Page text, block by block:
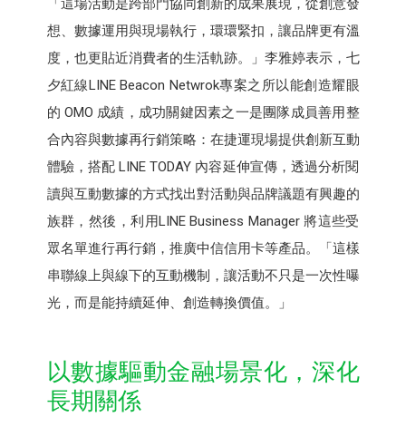
「這場活動是跨部門協同創新的成果展現，從創意發
想、數據運用與現場執行，環環緊扣，讓品牌更有溫
度，也更貼近消費者的生活軌跡。」李雅婷表示，七
夕紅線LINE Beacon Netwrok專案之所以能創造耀眼
的 OMO 成績，成功關鍵因素之一是團隊成員善用整
合內容與數據再行銷策略：在捷運現場提供創新互動
體驗，搭配 LINE TODAY 內容延伸宣傳，透過分析閱
讀與互動數據的方式找出對活動與品牌議題有興趣的
族群，然後，利用LINE Business Manager 將這些受
眾名單進行再行銷，推廣中信信用卡等產品。「這樣
串聯線上與線下的互動機制，讓活動不只是一次性曝
光，而是能持續延伸、創造轉換價值。」
以數據驅動金融場景化，深化
長期關係